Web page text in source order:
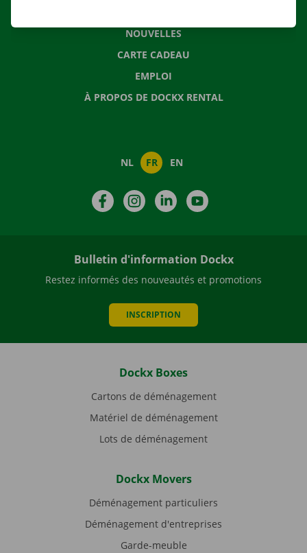
NOUVELLES
CARTE CADEAU
EMPLOI
À PROPOS DE DOCKX RENTAL
NL FR EN
FacebookInstagramLinkedIn
Bulletin d'information Dockx
Restez informés des nouveautés et promotions
INSCRIPTION
Dockx Boxes
Cartons de déménagement
Matériel de déménagement
Lots de déménagement
Dockx Movers
Déménagement particuliers
Déménagement d'entreprises
Garde-meuble